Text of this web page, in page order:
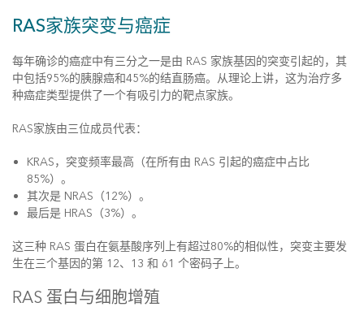
RAS家族突变与癌症
每年确诊的癌症中有三分之一是由 RAS 家族基因的突变引起的，其
中包括95%的胰腺癌和45%的结直肠癌。从理论上讲，这为治疗多
种癌症类型提供了一个有吸引力的靶点家族。
RAS家族由三位成员代表：
KRAS，突变频率最高（在所有由 RAS 引起的癌症中占比
85%）。
其次是 NRAS（12%）。
最后是 HRAS（3%）。
这三种 RAS 蛋白在氨基酸序列上有超过80%的相似性，突变主要发
生在三个基因的第 12、13 和 61 个密码子上。
RAS 蛋白与细胞增殖